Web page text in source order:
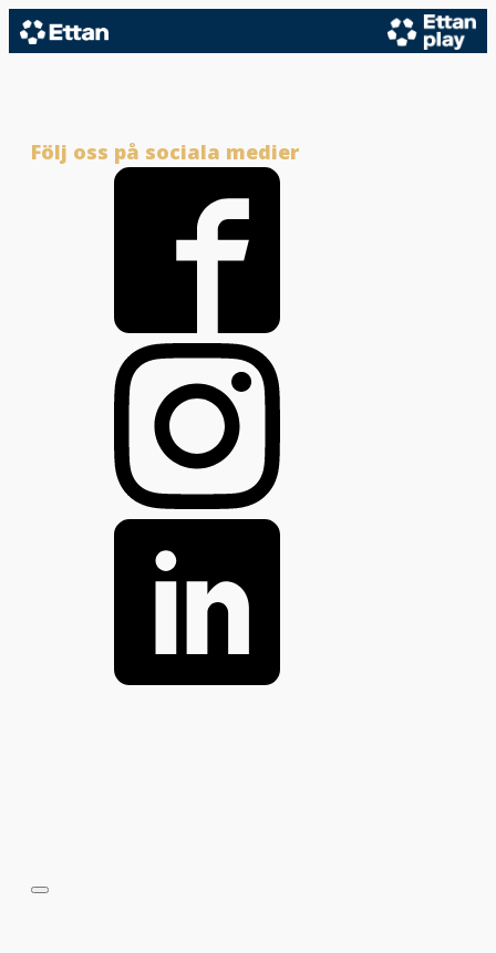
Följ oss på sociala medier